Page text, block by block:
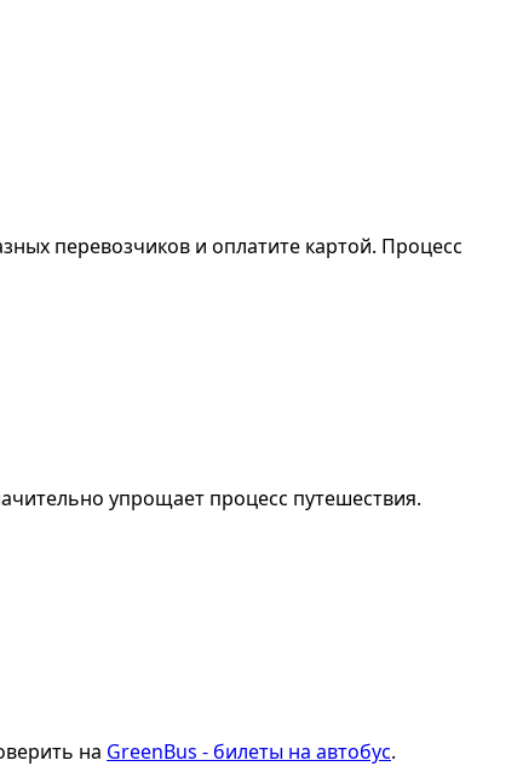
перевозчиков и оплатите картой. Процесс
упрощает процесс путешествия.
на GreenBus - билеты на автобус.